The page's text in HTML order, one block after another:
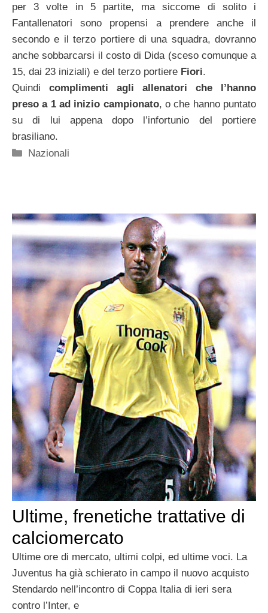
per 3 volte in 5 partite, ma siccome di solito i
Fantallenatori sono propensi a prendere anche il
secondo e il terzo portiere di una squadra, dovranno
anche sobbarcarsi il costo di Dida (sceso comunque a
15, dai 23 iniziali) e del terzo portiere Fiori.
Quindi complimenti agli allenatori che l’hanno
preso a 1 ad inizio campionato, o che hanno puntato
su di lui appena dopo l’infortunio del portiere
brasiliano.
Categorie
Nazionali
Ultime, frenetiche trattative di
calciomercato
Ultime ore di mercato, ultimi colpi, ed ultime voci. La
Juventus ha già schierato in campo il nuovo acquisto
Stendardo nell’incontro di Coppa Italia di ieri sera
contro l’Inter, e